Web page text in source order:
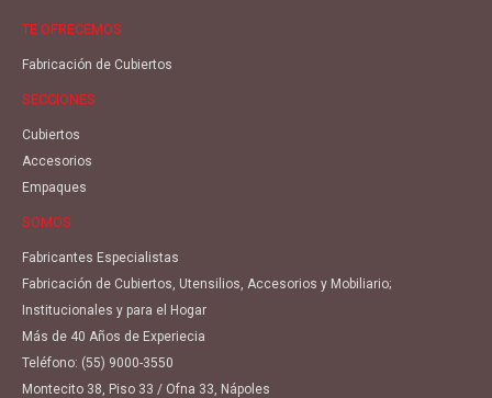
TE OFRECEMOS
Fabricación de Cubiertos
SECCIONES
Cubiertos
Accesorios
Empaques
SOMOS
Fabricantes Especialistas
Fabricación de Cubiertos, Utensilios, Accesorios y Mobiliario;
Institucionales y para el Hogar
Más de 40 Años de Experiecia
Teléfono: (55) 9000-3550
Montecito 38, Piso 33 / Ofna 33, Nápoles